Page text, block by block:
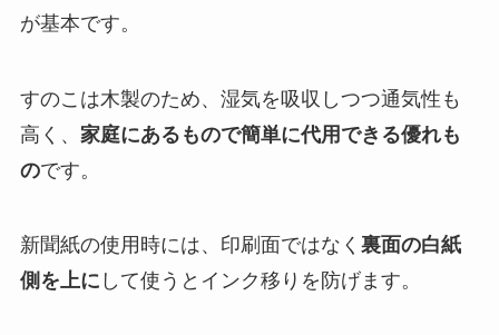
が基本です。
すのこは木製のため、湿気を吸収しつつ通気性も
高く、 家庭にあるもので簡単に代用できる優れも
のです。
新聞紙の使用時には、印刷面ではなく 裏面の白紙
側を上に して使うとインク移りを防げます。